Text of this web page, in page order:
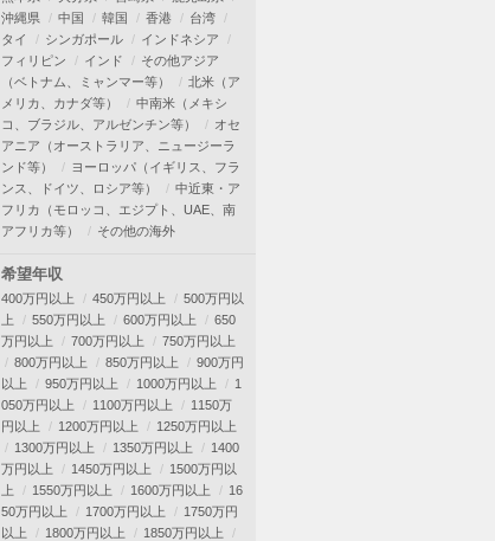
沖縄県
中国 韓国 香港
台湾
タイ
シンガポール
インドネシア
フィリピン
インド
その他アジア
（ベトナム、ミャンマー等）
北米（ア
メリカ、カナダ等）
中南米（メキシ
コ、ブラジル、アルゼンチン等）
オセ
アニア（オーストラリア、ニュージーラ
ンド等）
ヨーロッパ（イギリス、フラ
ンス、ドイツ、ロシア等）
中近東・ア
フリカ（モロッコ、エジプト、UAE、南
アフリカ等）
その他の海外
希望年収
400万円以上 450万円以上
500万円以
上
550万円以上 600万円以上
650
万円以上
700万円以上
750万円以上
800万円以上
850万円以上
900万円
以上
950万円以上 1000万円以上
1
050万円以上
1100万円以上
1150万
円以上
1200万円以上
1250万円以上
1300万円以上
1350万円以上
1400
万円以上
1450万円以上
1500万円以
上
1550万円以上 1600万円以上
16
50万円以上
1700万円以上
1750万円
以上
1800万円以上
1850万円以上